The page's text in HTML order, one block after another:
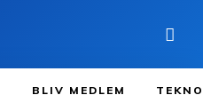
BLIV MEDLEM